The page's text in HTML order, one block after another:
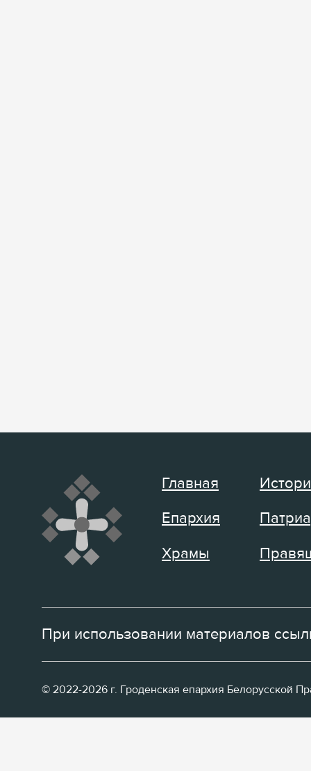
Главная
Епархия
Храмы
При использовании материалов
© 2022-2026 г. Гроденская епархия Белорусской